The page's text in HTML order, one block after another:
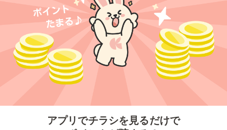
アプリでチラシを見るだけで